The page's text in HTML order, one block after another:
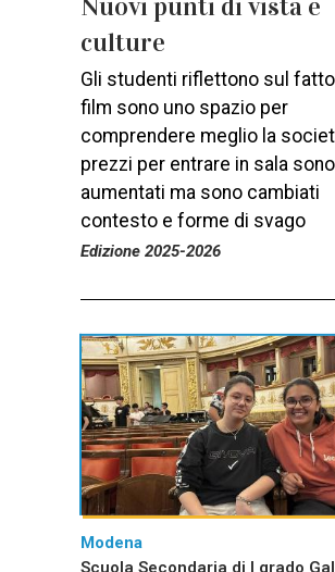
Nuovi punti di vista e
culture
Gli studenti riflettono sul
film sono uno spazio per
comprendere meglio la
prezzi per entrare in sala sono
aumentati ma sono cambiati
contesto e forme di svago
Edizione 2025-2026
Modena